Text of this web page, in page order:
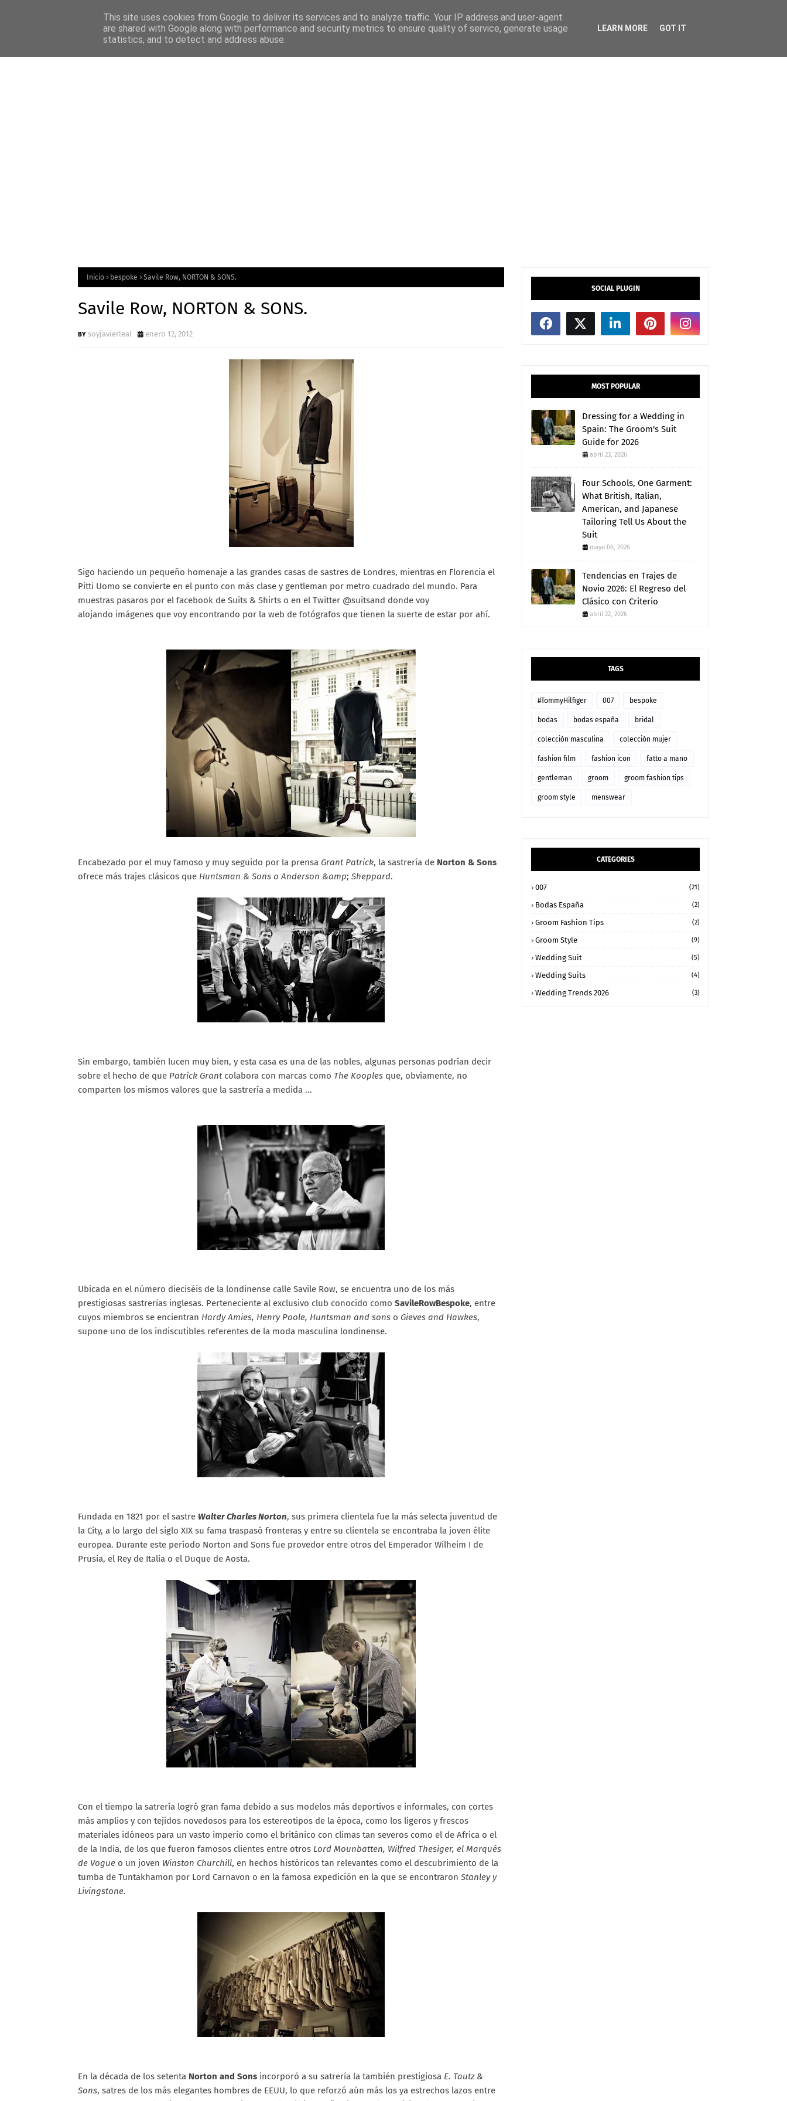
Home Features Menciones Mega Menu
Inicio bespoke Savile Row, NORTON & SONS.
Savile Row, NORTON & SONS.
soyjavierleal enero 12, 2012
Sigo haciendo un pequeño homenaje a las grandes casas de sastres de Londres, mientras en Florencia el
Pitti Uomo se convierte en el punto con más clase y gentleman por metro cuadrado del mundo. Para
muestras pasaros por el facebook de Suits & Shirts o en el Twitter @suitsand donde voy
alojando imágenes que voy encontrando por la web de fotógrafos que tienen la suerte de estar por ahí.
Encabezado por el muy famoso y muy seguido por la prensa Grant Patrick, la sastrería de Norton & Sons
ofrece más trajes clásicos que Huntsman & Sons o Anderson &amp; Sheppard.
Sin embargo, también lucen muy bien, y esta casa es una de las nobles, algunas personas podrían decir
sobre el hecho de que Patrick Grantcolabora con marcas como The Kooples que, obviamente, no
comparten los mismos valores que la sastrería a medida ...
Ubicada en el número dieciséis de la londinense calle Savile Row, se encuentra uno de los más
prestigiosas sastrerías inglesas. Perteneciente al exclusivo club conocido como SavileRowBespoke, entre
cuyos miembros se encientran Hardy Amies, Henry Poole, Huntsman and sons o Gieves and Hawkes,
supone uno de los indiscutibles referentes de la moda masculina londinense.
Fundada en 1821 por el sastre Walter Charles Norton, sus primera clientela fue la más selecta juventud de
la City, a lo largo del siglo XIX su fama traspasó fronteras y entre su clientela se encontraba la joven élite
europea. Durante este período Norton and Sons fue provedor entre otros del Emperador Wilheim I de
Prusia, el Rey de Italia o el Duque de Aosta.
Con el tiempo la satrería logró gran fama debido a sus modelos más deportivos e informales, con cortes
más amplios y con tejidos novedosos para los estereotipos de la época, como los ligeros y frescos
materiales idóneos para un vasto imperio como el británico con climas tan severos como el de Africa o el
de la India, de los que fueron famosos clientes entre otros Lord Mounbatten, Wilfred Thesiger, el Marqués
de Vogue o un joven Winston Churchill, en hechos históricos tan relevantes como el descubrimiento de la
tumba de Tuntakhamon por Lord Carnavon o en la famosa expedición en la que se encontraron Stanley y
Livingstone.
En la década de los setenta Norton and Sons incorporó a su satrería la también prestigiosa E. Tautz &
Sons, satres de los más elegantes hombres de EEUU, lo que reforzó aún más los ya estrechos lazos entre
SOCIAL PLUGIN
MOST POPULAR
Dressing for a Wedding in
Spain: The Groom's Suit
Guide for 2026
abril 23, 2026
Four Schools, One Garment:
What British, Italian,
American, and Japanese
Tailoring Tell Us About the
Suit
mayo 06, 2026
Tendencias en Trajes de
Novio 2026: El Regreso del
Clásico con Criterio
abril 22, 2026
TAGS
#TommyHilfiger 007 bespoke
bodas bodas españa bridal
colección masculina colección mujer
fashion film fashion icon fatto a mano
gentleman groom groom fashion tips
groom style menswear
CATEGORIES
007 (21)
Bodas España (2)
Groom Fashion Tips (2)
Groom Style (9)
Wedding Suit (5)
Wedding Suits (4)
Wedding Trends 2026 (3)
This site uses cookies from Google to deliver its services and to analyze traffic. Your IP address and user-agent
are shared with Google along with performance and security metrics to ensure quality of service, generate usage
statistics, and to detect and address abuse.
LEARN MORE GOT IT